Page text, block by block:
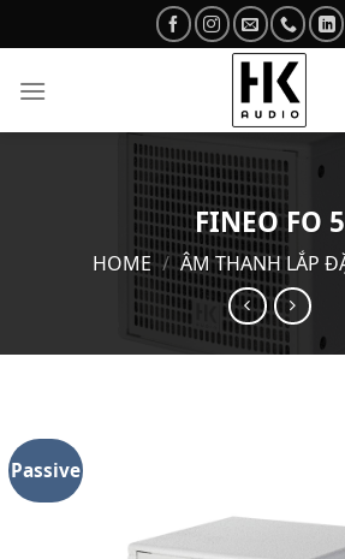
to
FINEO FO 5
HOME / ÂM THANH LẮP
Passive